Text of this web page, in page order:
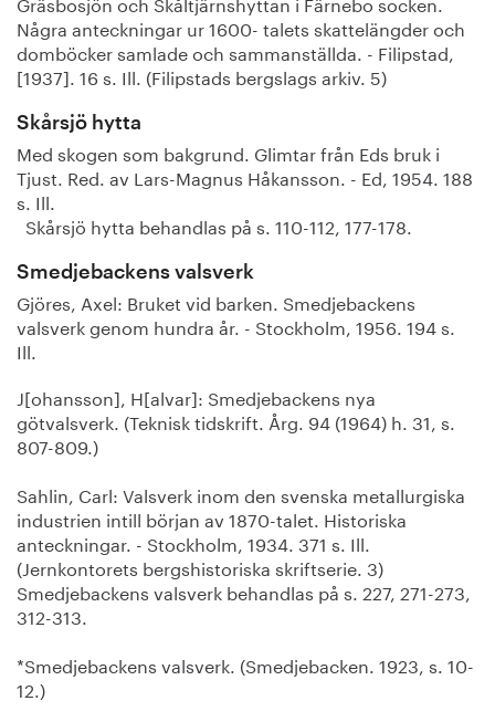
Några anteckningar ur 1600- talets skattelängder och
domböcker samlade och sammanställda. - Filipstad,
[1937]. 16 s. Ill. (Filipstads bergslags arkiv. 5)
Skårsjö hytta
Med skogen som bakgrund. Glimtar från Eds bruk i
Tjust. Red. av Lars-Magnus Håkansson. - Ed, 1954. 188
s. Ill.
Skårsjö hytta behandlas på s. 110-112, 177-178.
Smedjebackens valsverk
Gjöres, Axel: Bruket vid barken. Smedjebackens
valsverk genom hundra år. - Stockholm, 1956. 194 s.
Ill.
J[ohansson], H[alvar]: Smedjebackens nya
götvalsverk. (Teknisk tidskrift. Årg. 94 (1964) h. 31, s.
807-809.)
Sahlin, Carl: Valsverk inom den svenska metallurgiska
industrien intill början av 1870-talet. Historiska
anteckningar. - Stockholm, 1934. 371 s. Ill.
(Jernkontorets bergshistoriska skriftserie. 3)
Smedjebackens valsverk behandlas på s. 227, 271-273,
312-313.
*Smedjebackens valsverk. (Smedjebacken. 1923, s. 10-
12.)